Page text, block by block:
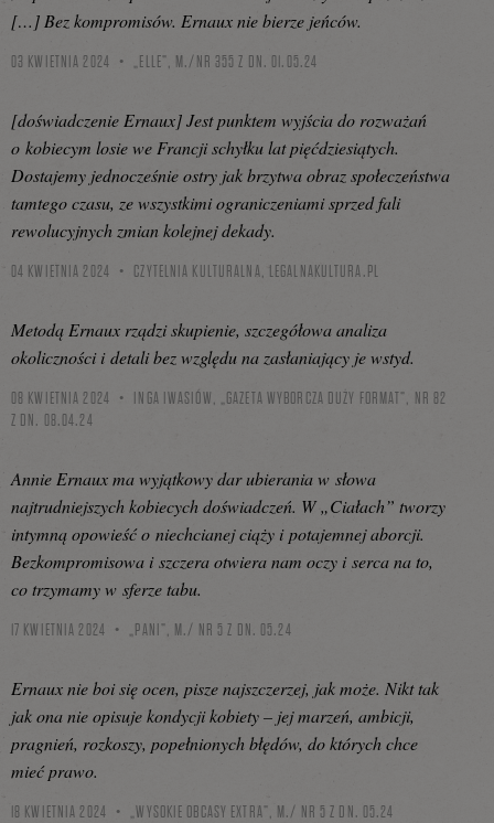
[…] Bez kompromisów. Ernaux nie bierze jeńców.
03 KWIETNIA 2024 „ELLE”, M./NR 355 Z DN. 01.05.24
[doświadczenie Ernaux] Jest punktem wyjścia do rozważań
o kobiecym losie we Francji schyłku lat pięćdziesiątych.
Dostajemy jednocześnie ostry jak brzytwa obraz społeczeństwa
tamtego czasu, ze wszystkimi ograniczeniami sprzed fali
rewolucyjnych zmian kolejnej dekady.
04 KWIETNIA 2024 CZYTELNIA KULTURALNA, LEGALNAKULTURA.PL
Metodą Ernaux rządzi skupienie, szczegółowa analiza
okoliczności i detali bez względu na zasłaniający je wstyd.
08 KWIETNIA 2024
INGA IWASIÓW, „GAZETA WYBORCZA DUŻY FORMAT”, NR 82
Z DN. 08.04.24
Annie Ernaux ma wyjątkowy dar ubierania w słowa
najtrudniejszych kobiecych doświadczeń. W „Ciałach” tworzy
intymną opowieść o niechcianej ciąży i potajemnej aborcji.
Bezkompromisowa i szczera otwiera nam oczy i serca na to,
co trzymamy w sferze tabu.
17 KWIETNIA 2024 „PANI”, M./ NR 5 Z DN. 05.24
Ernaux nie boi się ocen, pisze najszczerzej, jak może. Nikt tak
jak ona nie opisuje kondycji kobiety – jej marzeń, ambicji,
pragnień, rozkoszy, popełnionych błędów, do których chce
mieć prawo.
18 KWIETNIA 2024 „WYSOKIE OBCASY EXTRA”, M./ NR 5 Z DN. 05.24